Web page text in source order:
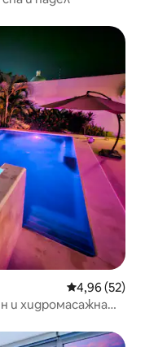
Средна
4,96 (52)
и хидромасажна